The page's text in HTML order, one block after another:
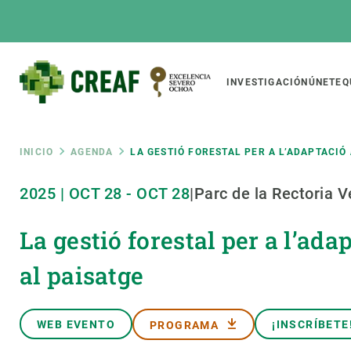
Main
INVESTIGACIÓN ÚNETE
Ruta
de
navegación
INICIO AGENDA LA GESTIÓ FORESTAL PER A
2025 | OCT 28 - OCT 28|Parc de la Rectoria
La gestió forestal per a
al paisatge
WEB EVENTO PROGRAMA ¡INSCRÍBETE!
Featured
responsive
INTRANET
Responsive
menu
SOBRE NOSOTROS
Organización institucional
Transparencia Cambio